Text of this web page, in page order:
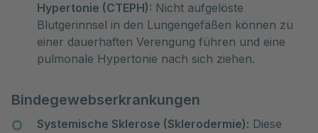
Hypertonie (CTEPH): Nicht aufgelöste
Blutgerinnsel in den Lungengefäßen können zu
einer dauerhaften Verengung führen und eine
pulmonale Hypertonie nach sich ziehen.
Bindegewebserkrankungen
Systemische Sklerose (Sklerodermie): Diese